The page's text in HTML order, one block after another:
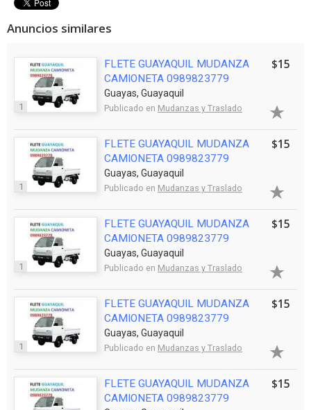
Anuncios similares
1
FLETE GUAYAQUIL MUDANZA
CAMIONETA 0989823779
Guayas, Guayaquil
Publicado en Mudanzas y Traslado
$15
1
FLETE GUAYAQUIL MUDANZA
CAMIONETA 0989823779
Guayas, Guayaquil
Publicado en Mudanzas y Traslado
$15
1
FLETE GUAYAQUIL MUDANZA
CAMIONETA 0989823779
Guayas, Guayaquil
Publicado en Mudanzas y Traslado
$15
1
FLETE GUAYAQUIL MUDANZA
CAMIONETA 0989823779
Guayas, Guayaquil
Publicado en Mudanzas y Traslado
$15
FLETE GUAYAQUIL MUDANZA
CAMIONETA 0989823779
$15